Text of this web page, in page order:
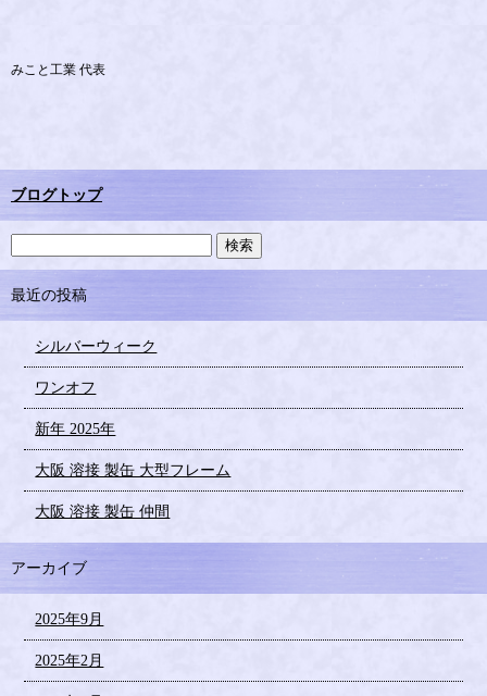
みこと工業 代表
ブログトップ
最近の投稿
シルバーウィーク
ワンオフ
新年 2025年
大阪 溶接 製缶 大型フレーム
大阪 溶接 製缶 仲間
アーカイブ
2025年9月
2025年2月